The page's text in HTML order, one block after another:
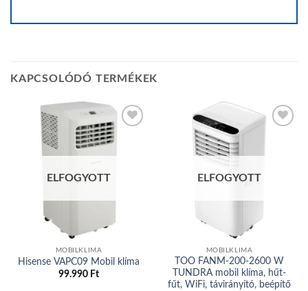
KAPCSOLÓDÓ TERMÉKEK
ELFOGYOTT
MOBILKLIMA
Hisense VAPC09 Mobil klíma
99.990 Ft
ELFOGYOTT
MOBILKLIMA
TOO FANM-200-2600 W
TUNDRA mobil klíma, hűt-
fűt, WiFi, távirányító, beépítő